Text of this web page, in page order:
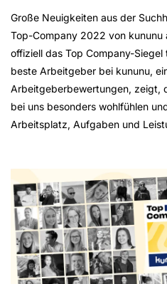
Große Neuigkeiten aus der
Top-Company 2022 von
offiziell das Top Company-
beste Arbeitgeber bei kununu,
Arbeitgeberbewertungen, zeigt,
bei uns besonders wohlfühlen
Arbeitsplatz, Aufgaben und